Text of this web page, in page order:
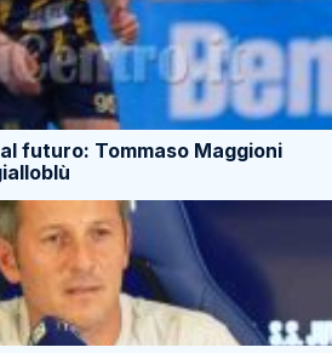
futuro: Tommaso Maggioni